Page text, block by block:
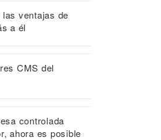
ventajas de
a él
CMS del
controlada
ahora es posible